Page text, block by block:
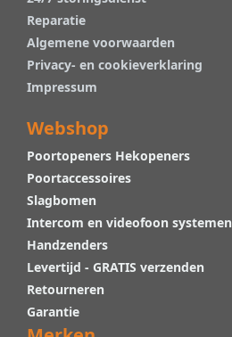
Reparatie
Algemene voorwaarden
Privacy- en cookieverklaring
Impressum
Webshop
Poortopeners Hekopeners
Poortaccessoires
Slagbomen
Intercom en videofoon systemen
Handzenders
Levertijd - GRATIS verzenden
Retourneren
Garantie